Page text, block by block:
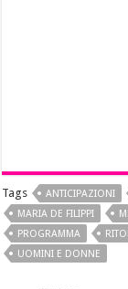
Tags ANTICIPAZIONI
MARIA DE FILIPPI
PROGRAMMA
UOMINI E DONNE